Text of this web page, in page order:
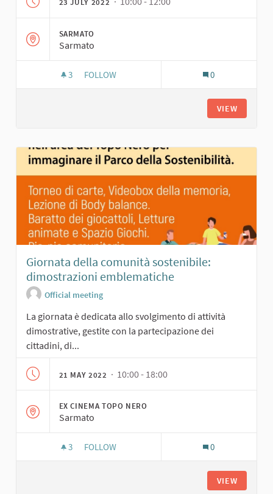
SARMATO
Sarmato
3 3 FOLLOWERS
FOLLOW 0
VIEW
Giornata della comunità sostenibile:
dimostrazioni emblematiche
Official meeting
La giornata è dedicata allo svolgimento di attività
dimostrative, gestite con la partecipazione dei
cittadini, di...
21 MAY 2022 · 10:00 - 18:00
EX CINEMA TOPO NERO
Sarmato
3 3 FOLLOWERS
FOLLOW 0
VIEW